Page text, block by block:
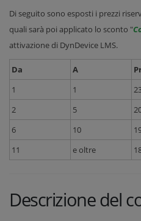
Di seguito sono esposti i prezzi
quali sarà poi applicato lo sconto "
attivazione di DynDevice LMS.
Da A
1
1
2
5
6
10
11
e oltre
Descrizione del